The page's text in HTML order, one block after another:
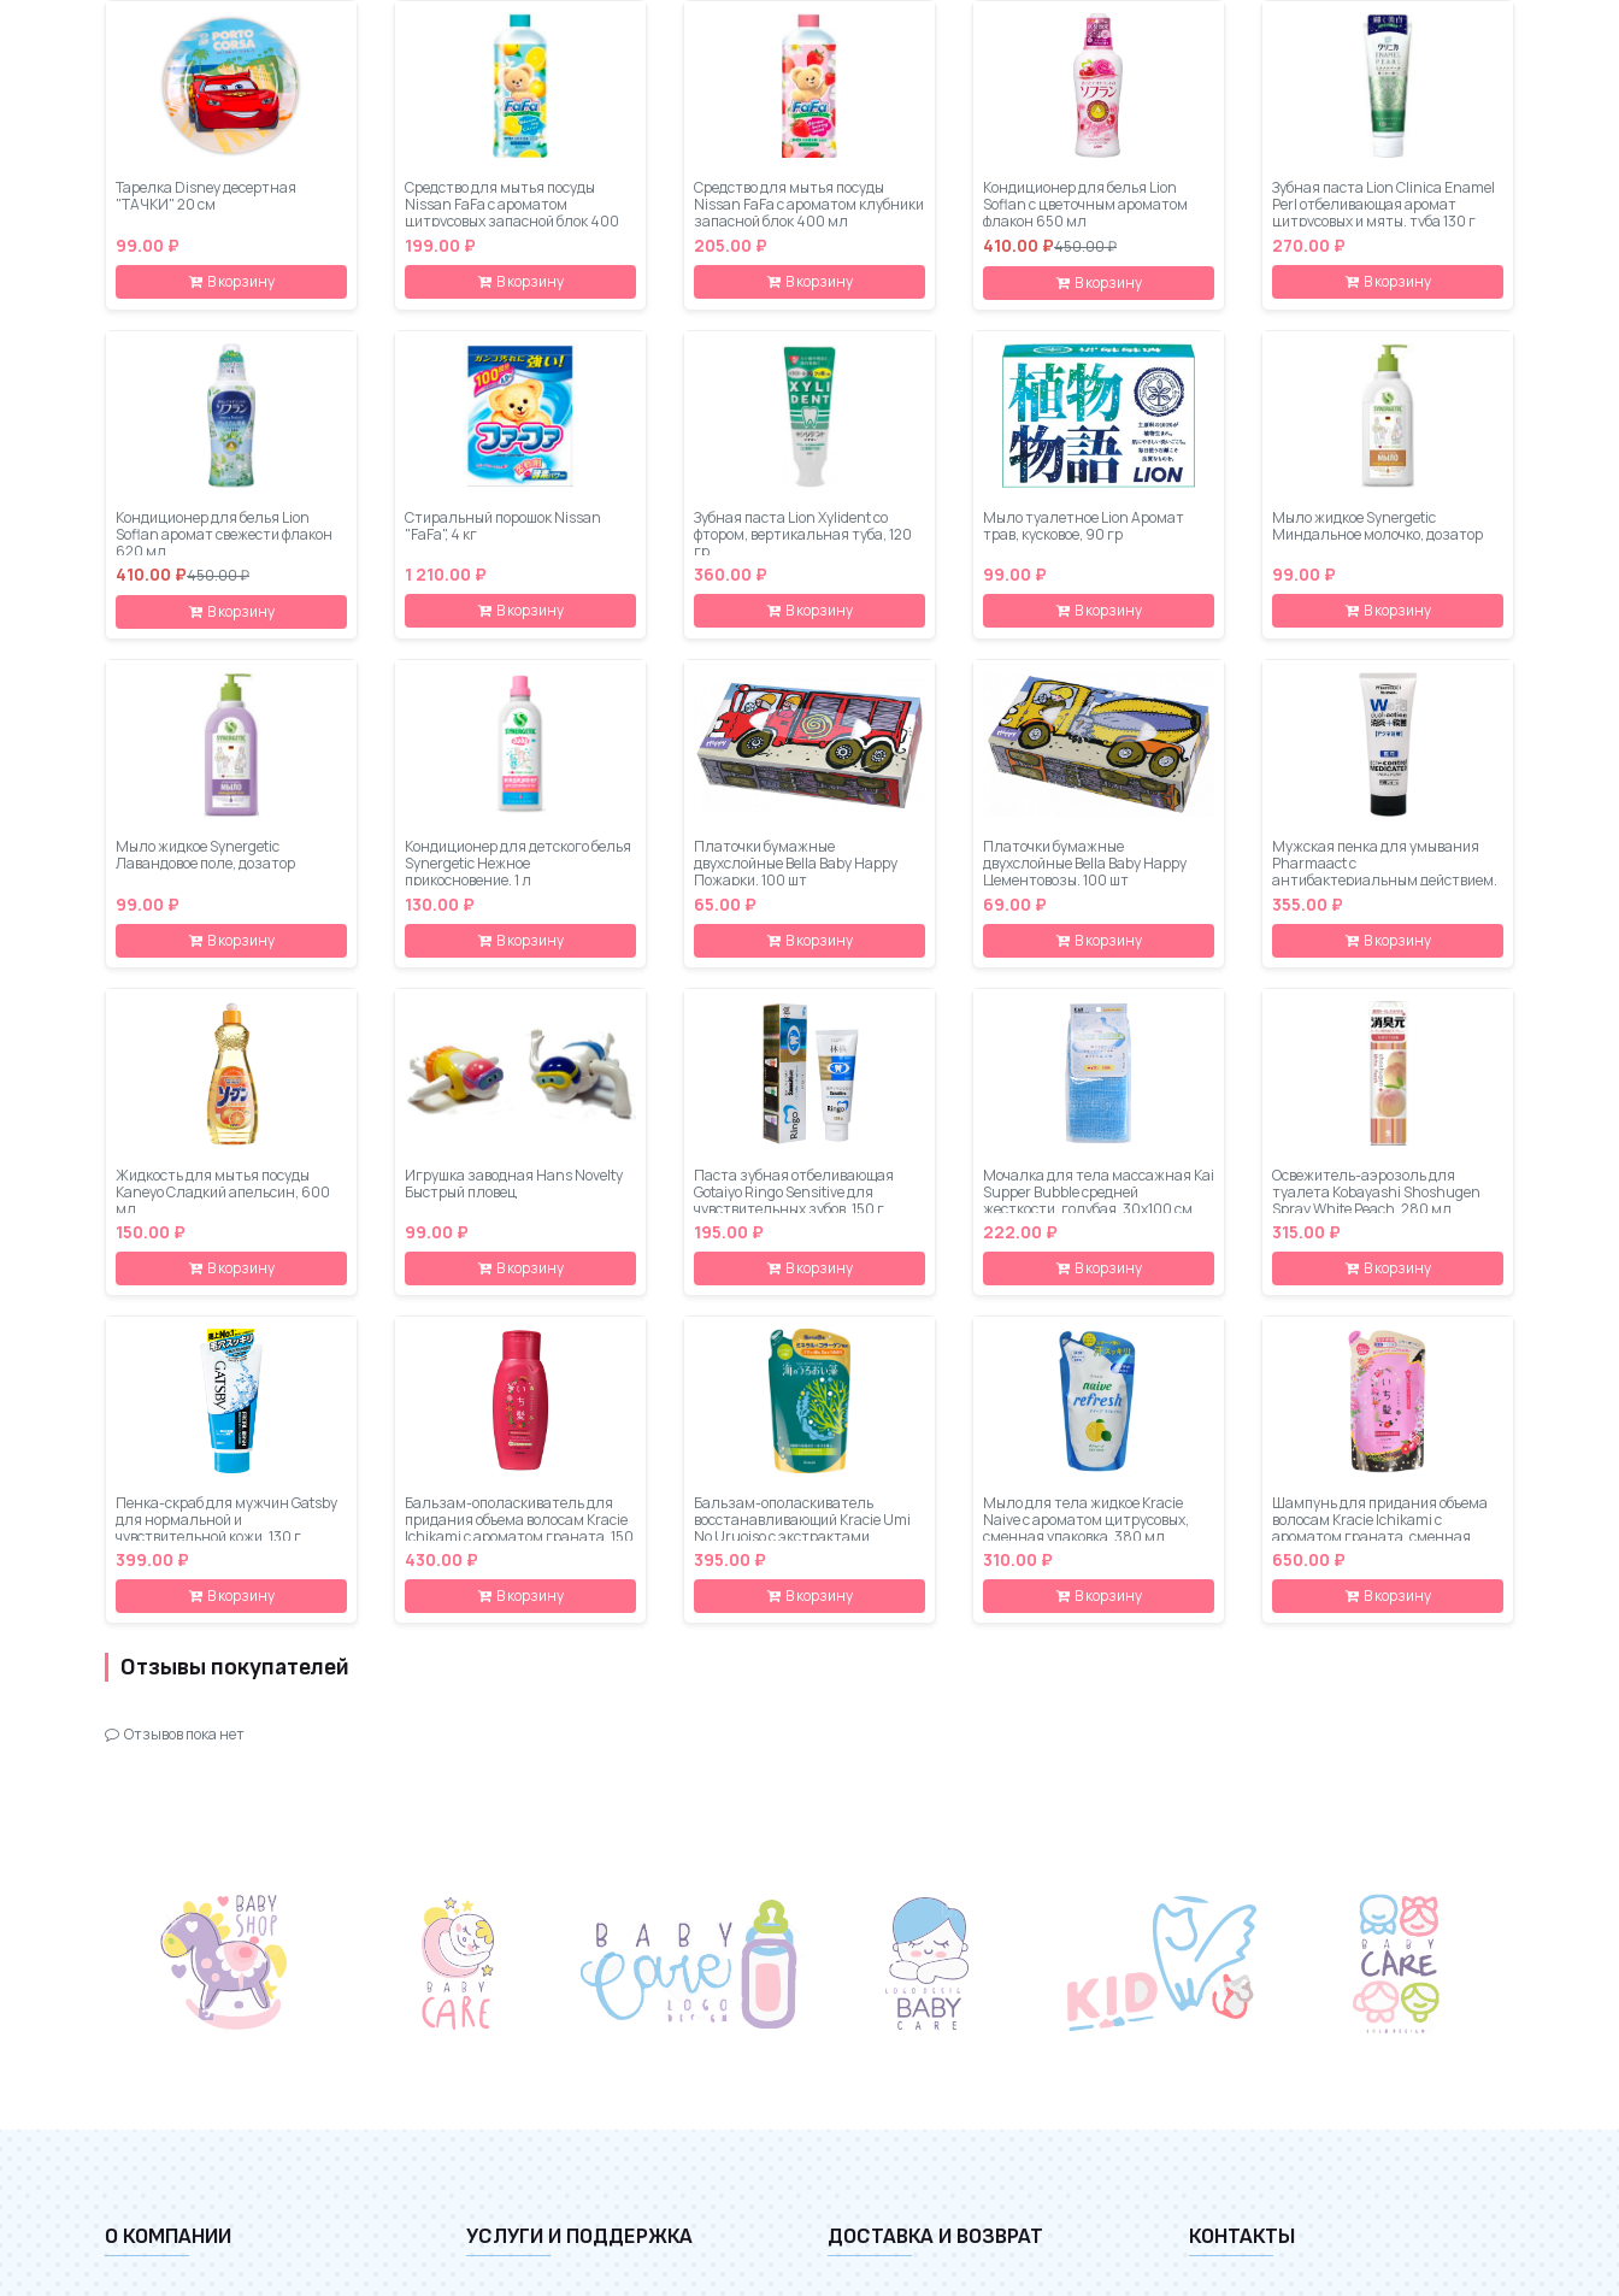
Тарелка Disney десертная
"ТАЧКИ" 20 см
99.00 ₽
В корзину
Средство для мытья посуды
Nissan FaFa с ароматом
цитрусовых запасной блок 400
мл
199.00 ₽
В корзину
Средство для мытья посуды
Nissan FaFa с ароматом клубники
запасной блок 400 мл
205.00 ₽
В корзину
Кондиционер для белья Lion
Soflan с цветочным ароматом
флакон 650 мл
410.00 ₽450.00 ₽
В корзину
Зубная паста Lion Clinica Enamel
Perl отбеливающая аромат
цитрусовых и мяты, туба 130 г
270.00 ₽
В корзину
Кондиционер для белья Lion
Soflan аромат свежести флакон
620 мл
410.00 ₽450.00 ₽
В корзину
Стиральный порошок Nissan
"FaFa", 4 кг
1 210.00 ₽
В корзину
Зубная паста Lion Xylident со
фтором, вертикальная туба, 120
гр
360.00 ₽
В корзину
Мыло туалетное Lion Аромат
трав, кусковое, 90 гр
99.00 ₽
В корзину
Мыло жидкое Synergetic
Миндальное молочко, дозатор
99.00 ₽
В корзину
Мыло жидкое Synergetic
Лавандовое поле, дозатор
99.00 ₽
В корзину
Кондиционер для детского белья
Synergetic Нежное
прикосновение, 1 л
130.00 ₽
В корзину
Платочки бумажные
двухслойные Bella Baby Happy
Пожарки, 100 шт
65.00 ₽
В корзину
Платочки бумажные
двухслойные Bella Baby Happy
Цементовозы, 100 шт
69.00 ₽
В корзину
Мужская пенка для умывания
Pharmaact с
антибактериальным действием,
130 г
355.00 ₽
В корзину
Жидкость для мытья посуды
Kaneyo Сладкий апельсин, 600
мл
150.00 ₽
В корзину
Игрушка заводная Hans Novelty
Быстрый пловец
99.00 ₽
В корзину
Паста зубная отбеливающая
Gotaiyo Ringo Sensitive для
чувствительных зубов, 150 г
195.00 ₽
В корзину
Мочалка для тела массажная Kai
Supper Bubble средней
жесткости, голубая, 30x100 см
222.00 ₽
В корзину
Освежитель-аэрозоль для
туалета Kobayashi Shoshugen
Spray White Peach, 280 мл
315.00 ₽
В корзину
Пенка-скраб для мужчин Gatsby
для нормальной и
чувствительной кожи, 130 г
399.00 ₽
В корзину
Бальзам-ополаскиватель для
придания объема волосам Kracie
Ichikami с ароматом граната, 150
мл
430.00 ₽
В корзину
Бальзам-ополаскиватель
восстанавливающий Kracie Umi
No Uruoiso с экстрактами
морских водорослей, сменная
упаковка, 420 мл
395.00 ₽
В корзину
Мыло для тела жидкое Kracie
Naive с ароматом цитрусовых,
сменная упаковка, 380 мл
310.00 ₽
В корзину
Шампунь для придания объема
волосам Kracie Ichikami с
ароматом граната, сменная
упаковка, 340 мл
650.00 ₽
В корзину
Отзывы покупателей
Отзывов пока нет
О КОМПАНИИ УСЛУГИ И ПОДДЕРЖКА ДОСТАВКА И ВОЗВРАТ КОНТАКТЫ